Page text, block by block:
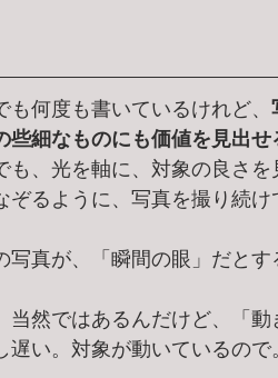
も何度も書いているけれど、
些細なものにも価値を見出
も、光を軸に、対象の良さ
ぞるように、写真を撮り続
写真が、「瞬間の眼」だとす
当然ではあるんだけど、「
遅い。対象が動いているので